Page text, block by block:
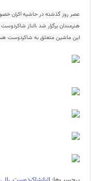
عصر روز گذشته در حاشیه اکران
هنرمندان برگزار شد ،الناز
این ماشین متعلق به شاکردوست